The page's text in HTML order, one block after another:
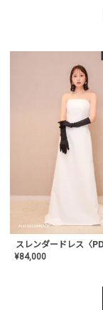
¥84,000